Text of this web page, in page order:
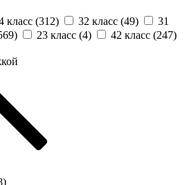
класс (312) 32 класс (49)
31
) 23 класс (4) 42 класс (247)
)